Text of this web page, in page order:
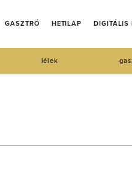
GASZTRÓ HETILAP DIGITÁLIS
lélek